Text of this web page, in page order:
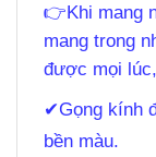
👉Khi mang
mang trong
được mọi
✔Gọng kính
bền màu.